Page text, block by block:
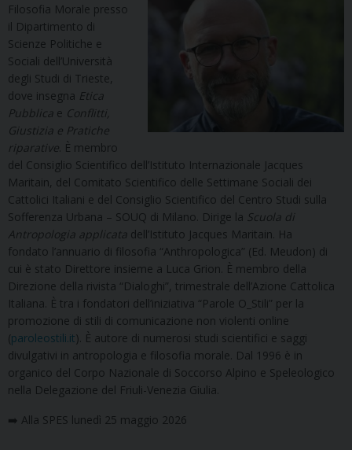
Filosofia Morale presso
il Dipartimento di
Scienze Politiche e
Sociali dell’Università
degli Studi di Trieste,
dove insegna Etica
Pubblica e Conflitti,
Giustizia e Pratiche
riparative . È membro
del Consiglio Scientifico dell’Istituto Internazionale Jacques
Maritain, del Comitato Scientifico delle Settimane Sociali dei
Cattolici Italiani e del Consiglio Scientifico del Centro Studi sulla
Sofferenza Urbana – SOUQ di Milano. Dirige la Scuola di
Antropologia applicata dell’Istituto Jacques Maritain. Ha
fondato l’annuario di filosofia “Anthropologica” (Ed. Meudon) di
cui è stato Direttore insieme a Luca Grion. È membro della
Direzione della rivista “Dialoghi”, trimestrale dell’Azione Cattolica
Italiana. È tra i fondatori dell’iniziativa “Parole O_Stili” per la
promozione di stili di comunicazione non violenti online
(paroleostili.it). È autore di numerosi studi scientifici e saggi
divulgativi in antropologia e filosofia morale. Dal 1996 è in
organico del Corpo Nazionale di Soccorso Alpino e Speleologico
nella Delegazione del Friuli-Venezia Giulia.
➡️ Alla SPES lunedì 25 maggio 2026